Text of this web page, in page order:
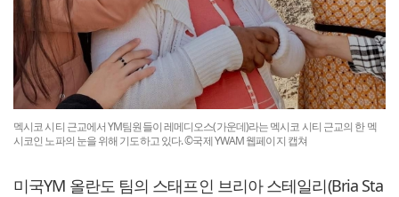
멕시코 시티 근교에서 YM팀원들이 레메디오스(가운데)라는 멕시코 시티 근교의 한 멕
시코인 노파의 눈을 위해 기도하고 있다. ©국제 YWAM 웹페이지 캡쳐
미국YM 올란도 팀의 스태프인 브리아 스테일리(Bria Sta